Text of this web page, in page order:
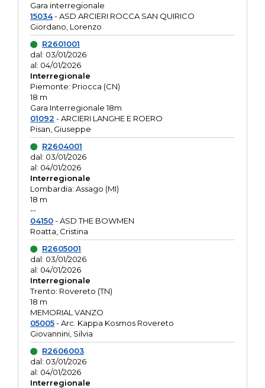
Gara interregionale
15034- ASD ARCIERI ROCCA SAN QUIRICO
Giordano, Lorenzo
R2601001
dal: 03/01/2026
al: 04/01/2026
Interregionale
Piemonte: Priocca (CN)
18 m
Gara Interregionale 18m
01092 - ARCIERI LANGHE E ROERO
Pisan, Giuseppe
R2604001
dal: 03/01/2026
al: 04/01/2026
Interregionale
Lombardia: Assago (MI)
18 m
--
04150- ASD THE BOWMEN
Roatta, Cristina
R2605001
dal: 03/01/2026
al: 04/01/2026
Interregionale
Trento: Rovereto (TN)
18 m
MEMORIAL VANZO
05005- Arc. Kappa Kosmos Rovereto
Giovannini, Silvia
R2606003
dal: 03/01/2026
al: 04/01/2026
Interregionale